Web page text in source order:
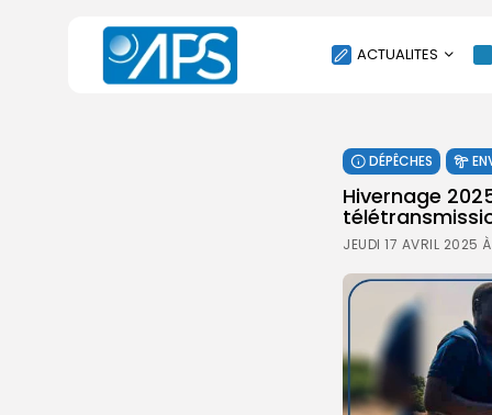
ACTUALITES
SOCIÉTÉ
ÉCONOMIE
CULTURE
ENVIRONNEMENT
INTERNATIONAL
AGENDA
SANTE
DÉPÊCHES
Hivernage
JEUDI 17 AVRIL 2025